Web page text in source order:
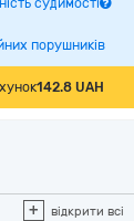
судимості
порушників
142.8 UAH
+ відкрити всі